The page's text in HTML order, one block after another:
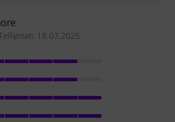
18.07.2025